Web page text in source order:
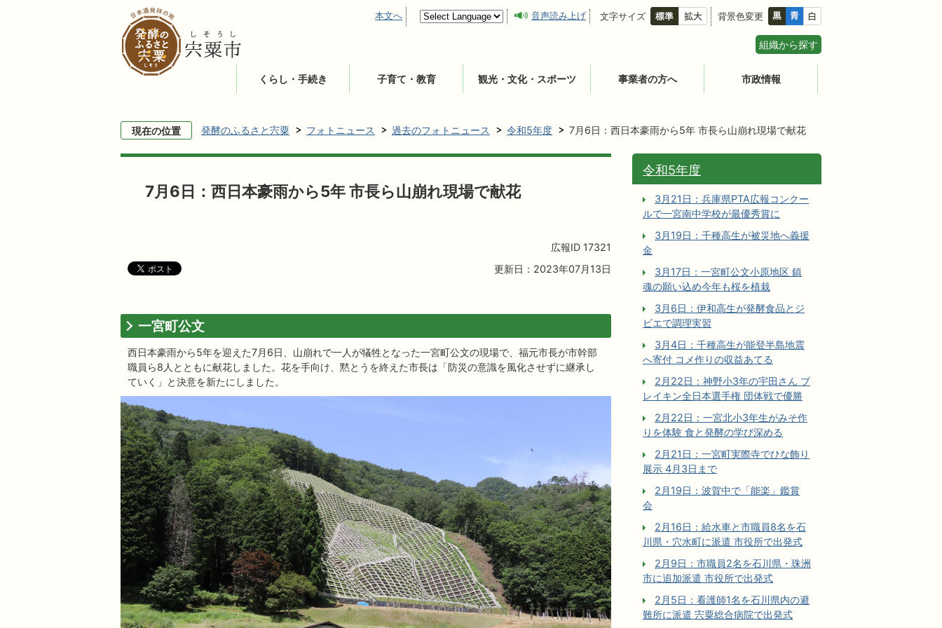
本文へ 音声読み上げ 文字サイズ 背景色変更
組織から探す
くらし・手続き 子育て・教育 観光・文化・スポーツ 事業者の方へ 市政情報
現在の位置 発酵のふるさと宍粟 フォトニュース 過去のフォトニュース 令和5年度 7月6日：西日本豪雨から5年 市長ら山崩れ現場で献花
7月6日：西日本豪雨から5年 市長ら山崩れ現場で献花
広報ID 17321
更新日：2023年07月13日
一宮町公文
西日本豪雨から5年を迎えた7月6日、山崩れで一人が犠牲となった一宮町公文の現場で、福元市長が市幹部
職員ら8人とともに献花しました。花を手向け、黙とうを終えた市長は「防災の意識を風化させずに継承し
ていく」と決意を新たにしました。
令和5年度
3月21日：兵庫県PTA広報コンクー
ルで一宮南中学校が最優秀賞に
3月19日：千種高生が被災地へ義援
金
3月17日：一宮町公文小原地区 鎮
魂の願い込め今年も桜を植栽
3月6日：伊和高生が発酵食品とジ
ビエで調理実習
3月4日：千種高生が能登半島地震
へ寄付 コメ作りの収益あてる
2月22日：神野小3年の宇田さん ブ
レイキン全日本選手権 団体戦で優勝
2月22日：一宮北小3年生がみそ作
りを体験 食と発酵の学び深める
2月21日：一宮町実際寺でひな飾り
展示 4月3日まで
2月19日：波賀中で「能楽」鑑賞
会
2月16日：給水車と市職員8名を石
川県・穴水町に派遣 市役所で出発式
2月9日：市職員2名を石川県・珠洲
市に追加派遣 市役所で出発式
2月5日：看護師1名を石川県内の避
難所に派遣 宍粟総合病院で出発式